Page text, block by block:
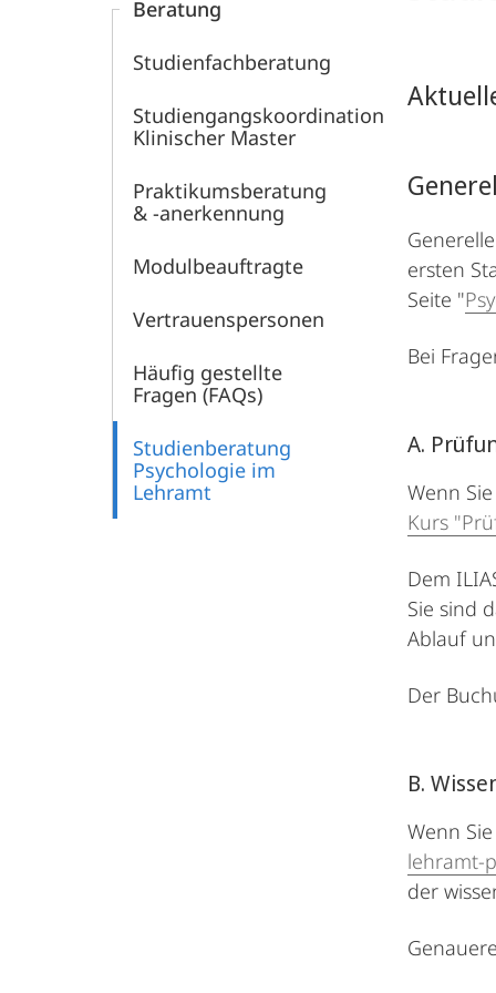
Beratung
Studienfachberatung
Studiengangskoordination
Klinischer Master
Praktikumsberatung
& -anerkennung
Modulbeauftragte
Vertrauenspersonen
Häufig gestellte
Fragen (FAQs)
Studienberatung
Psychologie im
Lehramt
ersten
Seite "
Bei
A.
Wenn
Kurs
Dem
Sie sind
Ablauf
Der
B.
Wenn
lehramt-
der